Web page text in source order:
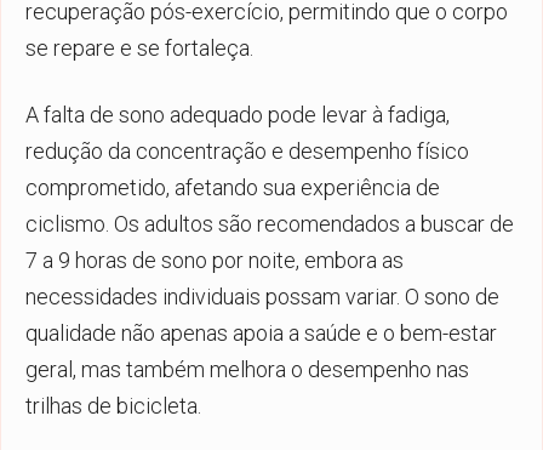
recuperação pós-exercício, permitindo que o corpo
se repare e se fortaleça.
A falta de sono adequado pode levar à fadiga,
redução da concentração e desempenho físico
comprometido, afetando sua experiência de
ciclismo. Os adultos são recomendados a buscar de
7 a 9 horas de sono por noite, embora as
necessidades individuais possam variar. O sono de
qualidade não apenas apoia a saúde e o bem-estar
geral, mas também melhora o desempenho nas
trilhas de bicicleta.